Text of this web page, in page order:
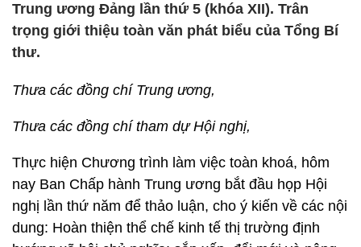
Trung ương Đảng lần thứ 5 (khóa XII). Trân
trọng giới thiệu toàn văn phát biểu của Tổng Bí
thư.
Thưa các đồng chí Trung ương,
Thưa các đồng chí tham dự Hội nghị,
Thực hiện Chương trình làm việc toàn khoá, hôm
nay Ban Chấp hành Trung ương bắt đầu họp Hội
nghị lần thứ năm để thảo luận, cho ý kiến về các nội
dung: Hoàn thiện thể chế kinh tế thị trường định